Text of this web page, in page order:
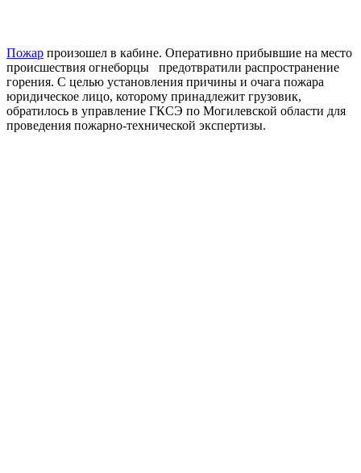
Пожар произошел в кабине. Оперативно прибывшие на место
происшествия огнеборцы предотвратили распространение
горения. С целью установления причины и очага пожара
юридическое лицо, которому принадлежит грузовик,
обратилось в управление ГКСЭ по Могилевской области для
проведения пожарно-технической экспертизы.